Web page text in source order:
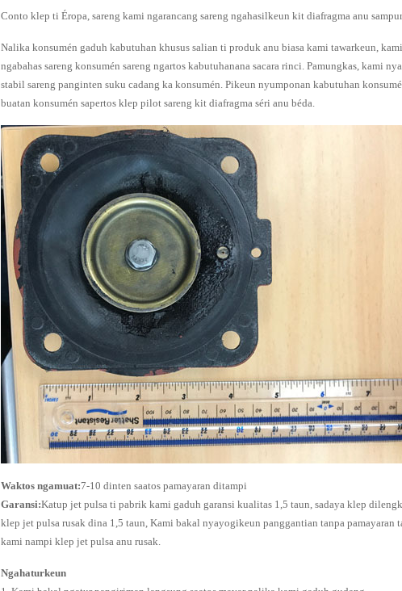
Conto klep ti Éropa, sareng kami ngarancang sareng ngahasilkeun kit diafragma anu
Nalika konsumén gaduh kabutuhan khusus salian ti produk anu biasa kami tawarkeun, kami
ngabahas sareng konsumén sareng ngartos kabutuhanana sacara rinci. Pamungkas, kami
stabil sareng panginten suku cadang ka konsumén. Pikeun nyumponan kabutuhan
buatan konsumén sapertos klep pilot sareng kit diafragma séri anu béda.
Waktos ngamuat:7-10 dinten saatos pamayaran ditampi
Garansi:Katup jet pulsa ti pabrik kami gaduh garansi kualitas 1,5 taun, sadaya klep
klep jet pulsa rusak dina 1,5 taun, Kami bakal nyayogikeun panggantian tanpa pamayaran
kami nampi klep jet pulsa anu rusak.
Ngahaturkeun